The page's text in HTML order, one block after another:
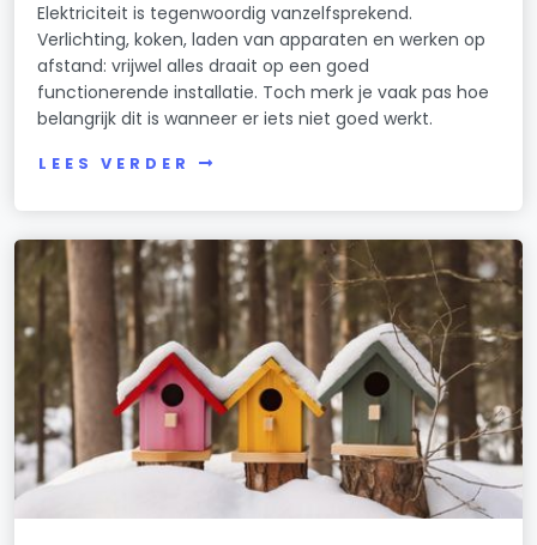
Elektriciteit is tegenwoordig vanzelfsprekend.
Verlichting, koken, laden van apparaten en werken op
afstand: vrijwel alles draait op een goed
functionerende installatie. Toch merk je vaak pas hoe
belangrijk dit is wanneer er iets niet goed werkt.
LEES VERDER